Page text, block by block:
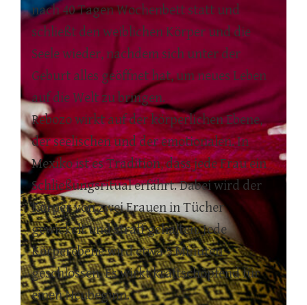
nach 40 Tagen Wochenbett statt und
schließt den weiblichen Körper und die
Seele wieder, nachdem sich unter der
Geburt alles geöffnet hat, um neues Leben
auf die Welt zu bringen.
Rebozo wirkt auf der körperlichen Ebene,
der seelischen und der emotionalen. In
Mexiko ist es Tradition, dass jede Frau ein
Schließungsritual erfährt. Dabei wird der
Körper von zwei Frauen in Tücher
gewickelt und straff gehalten. Jede
Körperebene wird etwa 5 Minuten
geschlossen. Es wirkt kraftschöpfend für
einen Neubeginn.